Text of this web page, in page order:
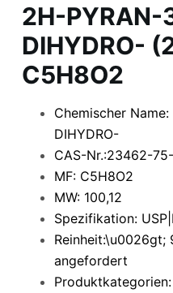
2H-PYRAN-
DIHYDRO-
C5H8O2
Chemischer
DIHYDRO-
CAS-Nr.:23462-
MF: C5H8O2
MW: 100,12
Spezifikation:
Reinheit:\u0026gt;
angefordert
Produktkategorien: